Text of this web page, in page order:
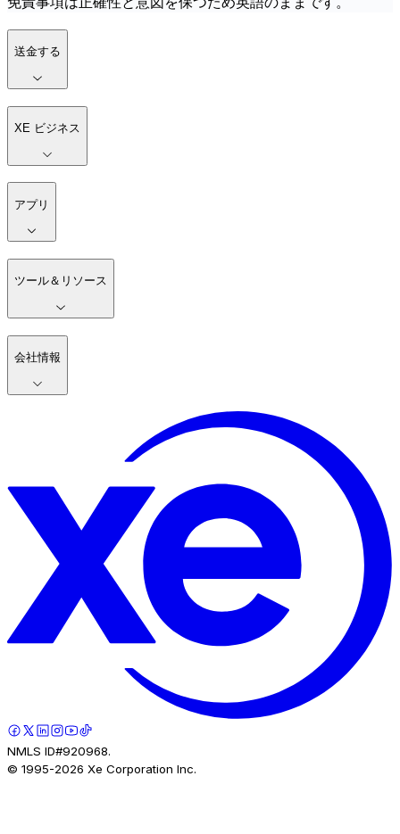
送金する
XE ビジネス
アプリ
ツール＆リソース
会社情報
NMLS ID#920968.
© 1995-2026 Xe Corporation Inc.